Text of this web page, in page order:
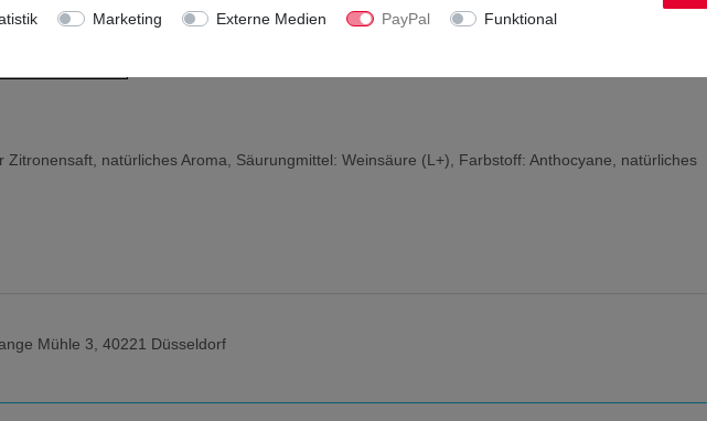
0
Zitronensaft, natürliches Aroma, Säurungmittel: Weinsäure (L+), Farbstoff: Anthocyane, natürliches
Mühle 3, 40221 Düsseldorf
Marketing Externe Medien PayPal
Funktional